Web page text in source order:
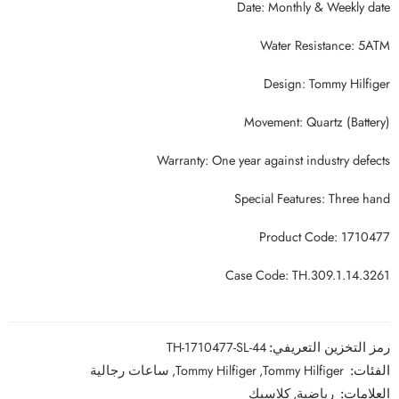
Date: Monthly & Weekly date
Water Resistance: 5ATM
Design: Tommy Hilfiger
Movement: Quartz (Battery)
Warranty: One year against industry defects
Special Features: Three hand
Product Code: 1710477
Case Code: TH.309.1.14.3261
رمز التخزين التعريفي:TH-1710477-SL-44
الفئات: Tommy Hilfiger
,
Tommy Hilfiger
, ساعات رجالية
العلامات: رياضية,كلاسيك